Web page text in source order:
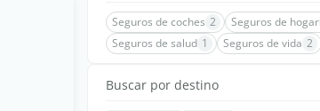
Seguros de coches 2 Seguros de hogar
Seguros de salud 1 Seguros de vida 2
Buscar por destino